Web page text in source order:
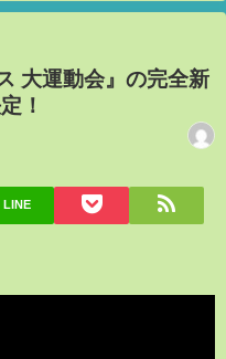
大運動会』の完全新
！
LINE